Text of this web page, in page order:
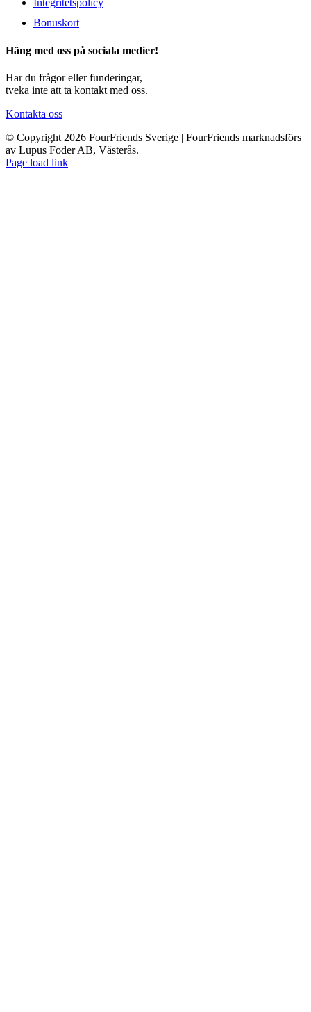
Integritetspolicy
Bonuskort
Häng med oss på sociala medier!
Har du frågor eller funderingar,
tveka inte att ta kontakt med oss.
Kontakta oss
© Copyright 2026 FourFriends Sverige | FourFriends marknadsförs
av Lupus Foder AB, Västerås.
Page load link